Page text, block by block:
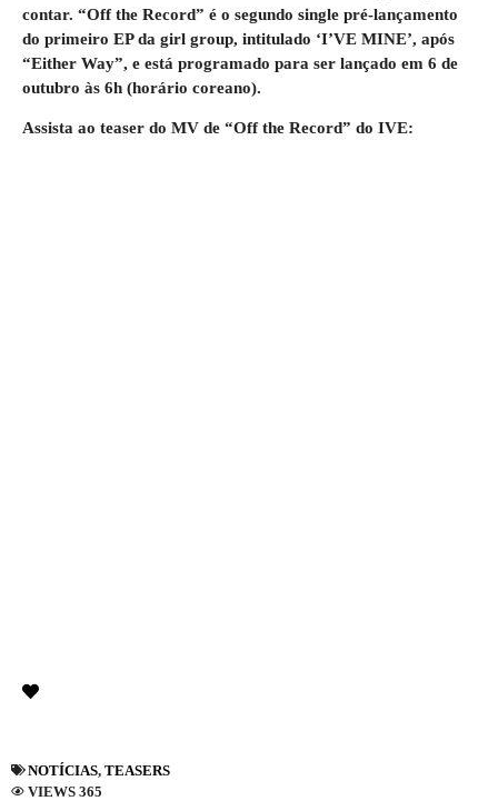
contar. “Off the Record” é o segundo single pré-lançamento
do primeiro EP da girl group, intitulado ‘I’VE MINE’, após
“Either Way”, e está programado para ser lançado em 6 de
outubro às 6h (horário coreano).
Assista ao teaser do MV de “Off the Record” do IVE:
NOTÍCIAS, TEASERS
VIEWS 365